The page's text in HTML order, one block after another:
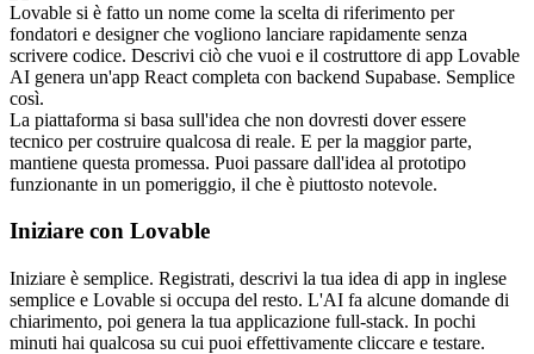
Lovable si è fatto un nome come la scelta di riferimento per
fondatori e designer che vogliono lanciare rapidamente senza
scrivere codice. Descrivi ciò che vuoi e il costruttore di app Lovable
AI genera un'app React completa con backend Supabase. Semplice
così.
La piattaforma si basa sull'idea che non dovresti dover essere
tecnico per costruire qualcosa di reale. E per la maggior parte,
mantiene questa promessa. Puoi passare dall'idea al prototipo
funzionante in un pomeriggio, il che è piuttosto notevole.
Iniziare con Lovable
Iniziare è semplice. Registrati, descrivi la tua idea di app in inglese
semplice e Lovable si occupa del resto. L'AI fa alcune domande di
chiarimento, poi genera la tua applicazione full-stack. In pochi
minuti hai qualcosa su cui puoi effettivamente cliccare e testare.